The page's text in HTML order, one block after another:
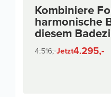
Kombiniere
harmonische
diesem
4.516,-Jetzt4.295,-